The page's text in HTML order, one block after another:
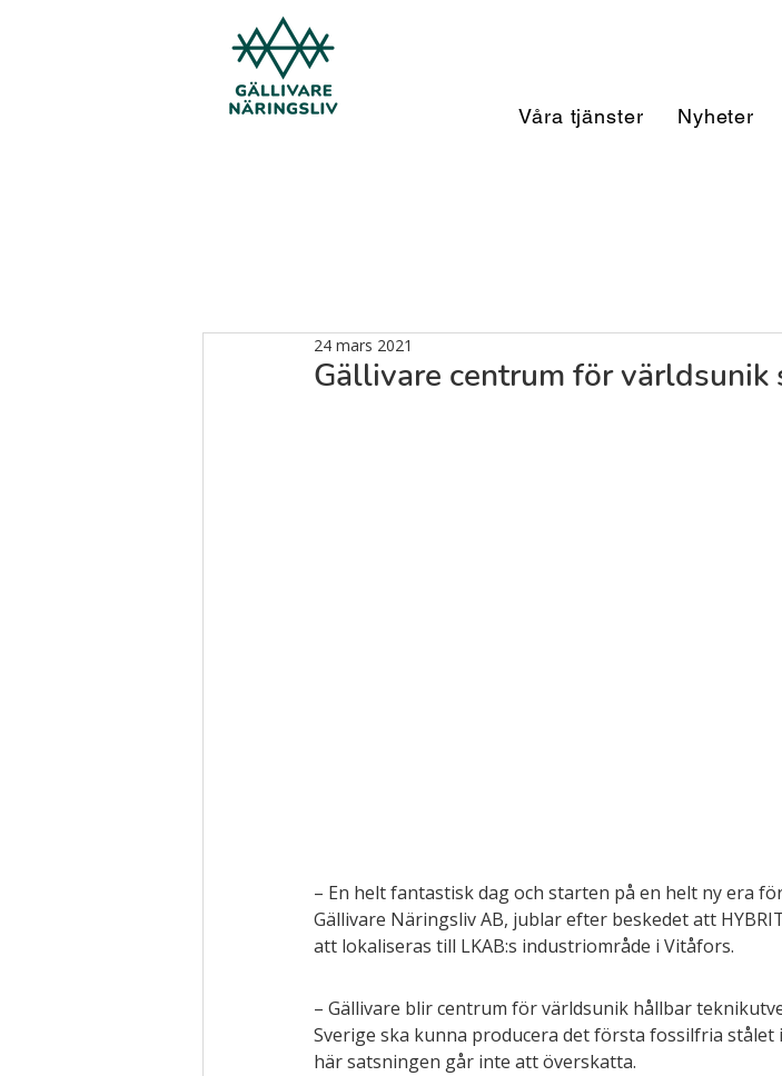
Våra tjänster Nyheter
Gällivare centrum för världsunik
24 mars 2021
– En helt fantastisk dag och starten på en helt ny era
Gällivare Näringsliv AB, jublar efter beskedet att
att lokaliseras till LKAB:s industriområde i Vitåfors.
– Gällivare blir centrum för världsunik hållbar
Sverige ska kunna producera det första fossilfria stålet
här satsningen går inte att överskatta.